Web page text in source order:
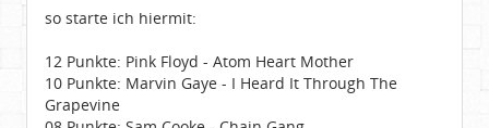
so starte ich hiermit:
12 Punkte: Pink Floyd - Atom Heart Mother
10 Punkte: Marvin Gaye - I Heard It Through The
Grapevine